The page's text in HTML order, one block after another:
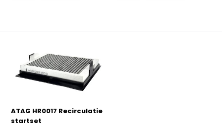
ATAG HR0017 Recirculatie
startset